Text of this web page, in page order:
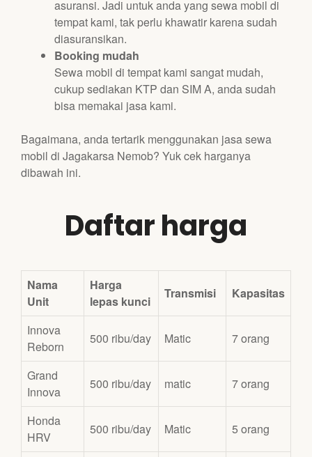
asuransi. Jadi untuk anda yang sewa mobil di
tempat kami, tak perlu khawatir karena sudah
diasuransikan.
Booking mudah
Sewa mobil di tempat kami sangat mudah,
cukup sediakan KTP dan SIM A, anda sudah
bisa memakai jasa kami.
Bagaimana, anda tertarik menggunakan jasa sewa
mobil di Jagakarsa Nemob? Yuk cek harganya
dibawah ini.
Daftar harga
Nama
Unit
Harga
lepas kunci
Transmisi Kapasitas
Innova
Reborn
500 ribu/day Matic 7 orang
Grand
Innova
500 ribu/day matic 7 orang
Honda
HRV
500 ribu/day Matic 5 orang